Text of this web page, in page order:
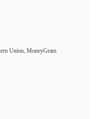
Union, MoneyGram